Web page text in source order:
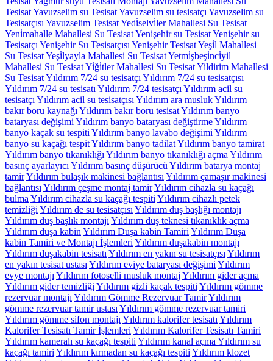
TesisatYavuzselim su TesisatYavuzselim su tesisatçıYavuzselim su
TesisatçısıYavuzselim TesisatYedi̇selvi̇ler Mahallesi Su Tesisat
Yeni̇mahalle Mahallesi Su TesisatYenişehir su TesisatYenişehir su
TesisatçıYenişehir Su TesisatçısıYenişehir TesisatYeşi̇l Mahallesi
Su TesisatYeşi̇lyayla Mahallesi Su TesisatYetmi̇şbeşi̇nci̇yil
Mahallesi Su TesisatYi̇ği̇tler Mahallesi Su TesisatYildirim Mahallesi
Su TesisatYıldırım 7/24 su tesisatçıYıldırım 7/24 su tesisatçısı
Yıldırım 7/24 su tesisatıYıldırım 7/24 tesisatçıYıldırım acil su
tesisatçıYıldırım acil su tesisatçısıYıldırım ara muslukYıldırım
bakır boru kaynağıYıldırım bakır boru tesisatYıldırım banyo
bataryası değişimiYıldırım banyo bataryası değiştirmeYıldırım
banyo kaçak su tespitiYıldırım banyo lavabo değişimiYıldırım
banyo su kaçağı tespitYıldırım banyo tadilatYıldırım banyo tamirat
Yıldırım banyo tıkanıklığıYıldırım banyo tıkanıklığı açmaYıldırım
basınç ayarlayıcıYıldırım basınç düşürücüYıldırım batarya montaj
tamirYıldırım bulaşık makinesi bağlantısıYıldırım çamaşır makinesi
bağlantısıYıldırım çeşme montaj tamirYıldırım cihazla su kaçağı
bulmaYıldırım cihazla su kaçağı tespitiYıldırım cihazlı petek
temizliğiYıldırım de su tesisatçısıYıldırım duş başlığı montajı
Yıldırım duş başlık montajıYıldırım duş teknesi tıkanıklık açma
Yıldırım duşa kabinYıldırım Duşa kabin TamiriYıldırım Duşa
kabin Tamiri ve Montajı İşlemleriYıldırım duşakabin montajı
Yıldırım duşakabin tesisatıYıldırım en yakın su tesisatçısıYıldırım
en yakın tesisat ustasıYıldırım eviye bataryası değişimiYıldırım
evye montajıYıldırım fotoselli musluk montaj Yıldırım gider açma
Yıldırım gider temizliğiYıldırım gizli kaçak tespitiYıldırım gömme
rezervuar montajıYıldırım Gömme Rezervuar TamirYıldırım
gömme rezervuar tamir ustasıYıldırım gömme rezervuar tamiri
Yıldırım gömme sifon montajıYıldırım kalorifer tesisatıYıldırım
Kalorifer Tesisatı Tamir İşlemleriYıldırım Kalorifer Tesisatı Tamiri
Yıldırım kameralı su kaçağı tespitiYıldırım kanal açma Yıldırım su
kaçağı tamiriYıldırım kırmadan su kaçağı tespitiYıldırım klozet